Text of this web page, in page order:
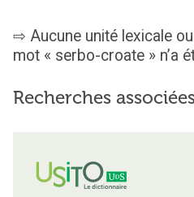
Aucune unité lexicale
mot « serbo-croate » n’a
Recherches